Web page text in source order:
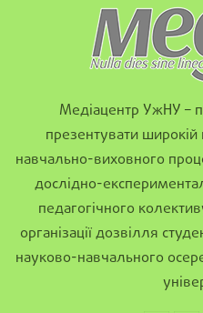
Медіацентр УжНУ –
презентувати широкій
навчально-виховного
дослідно-
педагогічного
організації дозвілля
науково-навчального